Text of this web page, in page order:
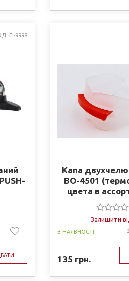
FI-9998
Капа
BO-4501
цвета в
Залишити
В НАЯВНОСТІ
135 грн.